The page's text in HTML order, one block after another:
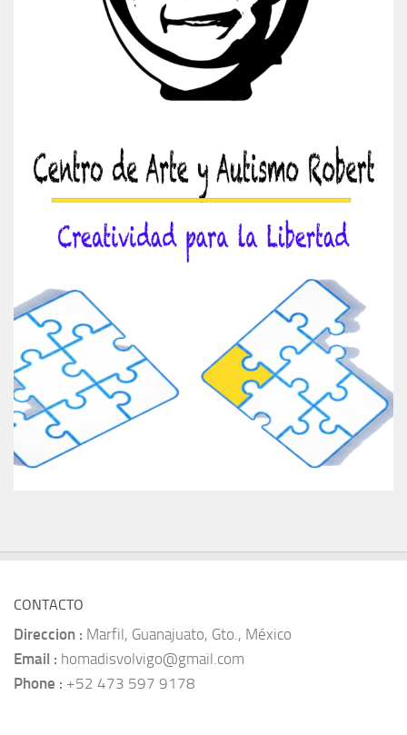
CONTACTO
Direccion : Marfil, Guanajuato, Gto., México
Email : homadisvolvigo@gmail.com
Phone : +52 473 597 9178